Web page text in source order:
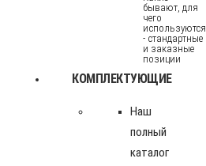
бывают, для
чего
используются
- стандартные
и заказные
позиции
КОМПЛЕКТУЮЩИЕ
Наш
полный
каталог